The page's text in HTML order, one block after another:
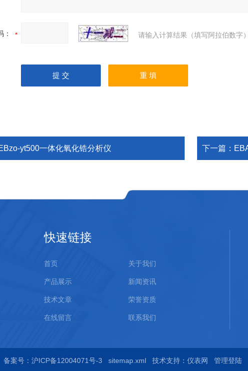
： 请输入计算结果（填写阿拉伯数字
yt500一体化氧化锆分析仪 下一篇：
快速链接
首页 关于我们
产品展示 新闻资讯
技术文章 荣誉资质
在线留言 联系我们
备案号：沪ICP备12004071号-3 sitemap.xml 技术支持： 仪表网 管理登陆